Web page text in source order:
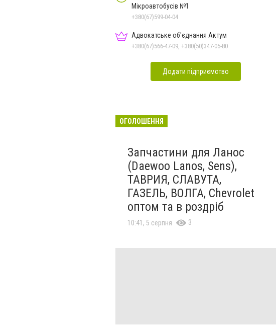
Мікроавтобусів №1
+380(67)599-04-04
Адвокатське об'єднання Актум
+380(67)566-47-09, +380(50)347-05-80
Додати підприємство
ОГОЛОШЕННЯ
Запчастини для Ланос
(Daewoo Lanos, Sens),
ТАВРИЯ, СЛАВУТА,
ГАЗЕЛЬ, ВОЛГА, Chevrolet
оптом та в роздріб
10:41, 5 серпня 3